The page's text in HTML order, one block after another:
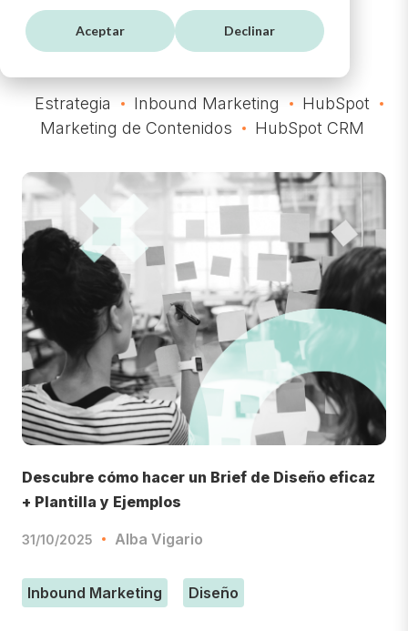
Aceptar Declinar
Estrategia Inbound Marketing
HubSpot
Marketing de Contenidos
HubSpot CRM
Descubre cómo hacer un Brief de Diseño eficaz
+ Plantilla y Ejemplos
31/10/2025 Alba Vigario
Inbound Marketing Diseño